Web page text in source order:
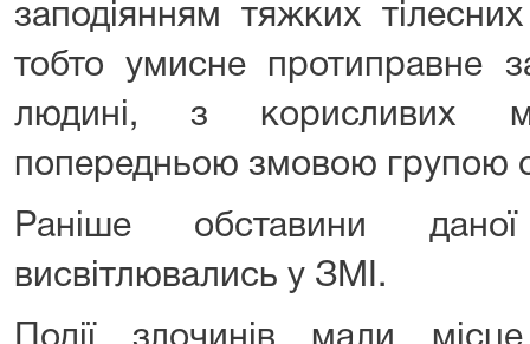
заподіянням тяжких
тобто умисне протиправне
людині, з корисливих
попередньою змовою групою
Раніше обставини
висвітлювались у ЗМІ.